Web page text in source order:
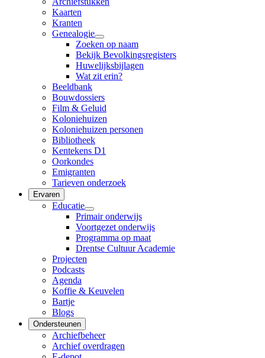
Kaarten
Kranten
Genealogie
Zoeken op naam
Bekijk Bevolkingsregisters
Huwelijksbijlagen
Wat zit erin?
Beeldbank
Bouwdossiers
Film & Geluid
Koloniehuizen
Koloniehuizen personen
Bibliotheek
Kentekens D1
Oorkondes
Emigranten
Tarieven onderzoek
Ervaren
Educatie
Primair onderwijs
Voortgezet onderwijs
Programma op maat
Drentse Cultuur Academie
Projecten
Podcasts
Agenda
Koffie & Keuvelen
Bartje
Blogs
Ondersteunen
Archiefbeheer
Archief overdragen